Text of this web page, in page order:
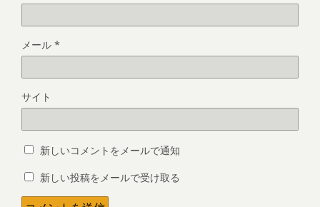
メール *
サイト
新しいコメントをメールで通知
新しい投稿をメールで受け取る